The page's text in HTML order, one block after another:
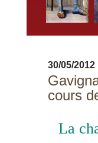
30/05/2012
cours
La